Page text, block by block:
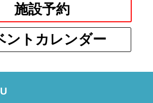
施設予約別
ウ
ィ
ン
ント カレンダー別
ウ
開